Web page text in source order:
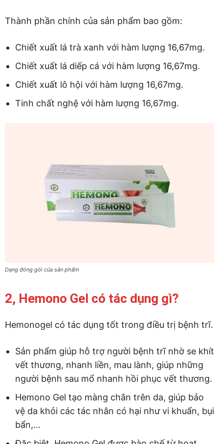
Thành phần chính của sản phẩm bao gồm:
Chiết xuất lá trà xanh với hàm lượng 16,67mg.
Chiết xuất lá diếp cá với hàm lượng 16,67mg.
Chiết xuất lô hội với hàm lượng 16,67mg.
Tinh chất nghệ với hàm lượng 16,67mg.
Dạng đóng gói của sản phẩm
2, Hemono Gel có tác dụng gì?
Hemonogel có tác dụng tốt trong điều trị bệnh trĩ.
Sản phẩm giúp hỗ trợ người bệnh trĩ nhờ se khít
vết thương, nhanh liền, mau lành, giúp những
người bệnh sau mổ nhanh hồi phục vết thương.
Hemono Gel tạo màng chắn trên da, giúp bảo
vệ da khỏi các tác nhân có hại như vi khuẩn, bụi
bẩn,…